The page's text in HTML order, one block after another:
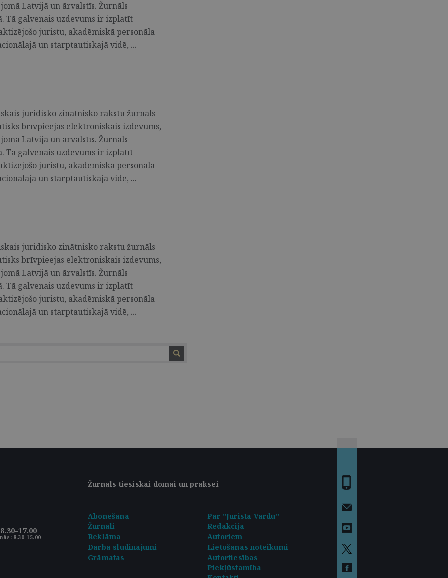
Latvijā un ārvalstīs. Žurnāls
Tā galvenais uzdevums ir izplatīt
juristu, akadēmiskā personāla
un starptautiskajā vidē, ...
juridisko zinātnisko rakstu žurnāls
brīvpieejas elektroniskais izdevums,
Latvijā un ārvalstīs. Žurnāls
Tā galvenais uzdevums ir izplatīt
juristu, akadēmiskā personāla
un starptautiskajā vidē, ...
juridisko zinātnisko rakstu žurnāls
brīvpieejas elektroniskais izdevums,
Latvijā un ārvalstīs. Žurnāls
Tā galvenais uzdevums ir izplatīt
juristu, akadēmiskā personāla
un starptautiskajā vidē, ...
Žurnāls tiesiskai domai un praksei
8.30–15.00
Abonēšana
Par "Jurista Vārdu"
Žurnāli
Redakcija
Reklāma
Autoriem
Darba sludinājumi
Lietošanas noteikumi
Grāmatas
Autortiesības
Piekļūstamība